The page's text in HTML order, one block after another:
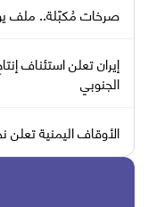
صرخات مُكبّلة.. ملف
إيران تعلن استئناف
الجنوبي
الأوقاف اليمنية تعلن